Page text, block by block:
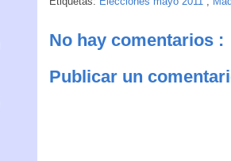
No hay comentarios :
Publicar un